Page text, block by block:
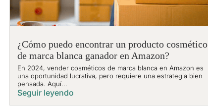
¿Cómo puedo encontrar un producto cosmético
de marca blanca ganador en Amazon?
En 2024, vender cosméticos de marca blanca en Amazon es
una oportunidad lucrativa, pero requiere una estrategia bien
pensada. Aquí...
Seguir leyendo